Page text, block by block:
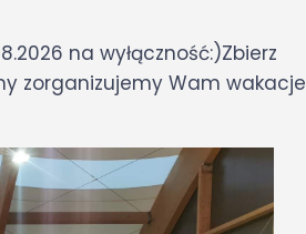
na wyłączność:)Zbierz
zorganizujemy Wam wakacje